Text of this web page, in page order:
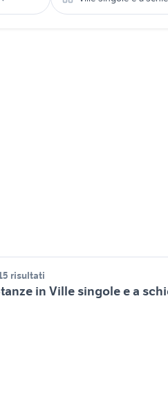
risultati
in Ville singole e a